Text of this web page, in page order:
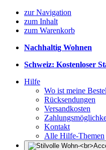
zur Navigation
zum Inhalt
zum Warenkorb
Nachhaltig Wohnen
Schweiz: Kostenloser
Hilfe
Wo ist meine
Rücksendungen
Versandkosten
Kontakt
Alle Hilfe-Themen